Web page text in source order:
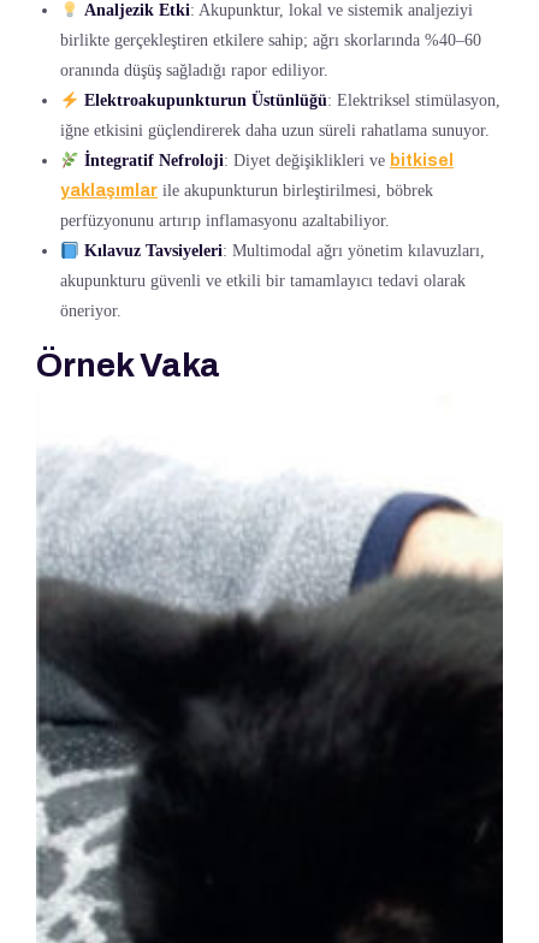
Analjezik Etki: Akupunktur, lokal ve sistemik analjeziyi
birlikte gerçekleştiren etkilere sahip; ağrı skorlarında %40–60
oranında düşüş sağladığı rapor ediliyor.
Elektroakupunkturun Üstünlüğü: Elektriksel stimülasyon,
iğne etkisini güçlendirerek daha uzun süreli rahatlama sunuyor.
İntegratif Nefroloji: Diyet değişiklikleri ve bitkisel
yaklaşımlar ile akupunkturun birleştirilmesi, böbrek
perfüzyonunu artırıp inflamasyonu azaltabiliyor.
Kılavuz Tavsiyeleri: Multimodal ağrı yönetim kılavuzları,
akupunkturu güvenli ve etkili bir tamamlayıcı tedavi olarak
öneriyor.
Örnek Vaka